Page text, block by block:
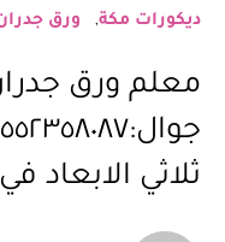
ديكورات مكة ورق
معلم ورق
ثلاثي الابعاد